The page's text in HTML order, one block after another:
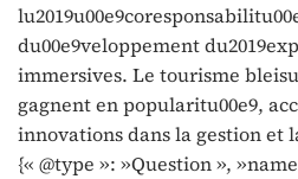
du00e9veloppement
immersives. Le tourisme
gagnent en popularitu00e9,
innovations dans la gestion et
{« @type »: »Question »,